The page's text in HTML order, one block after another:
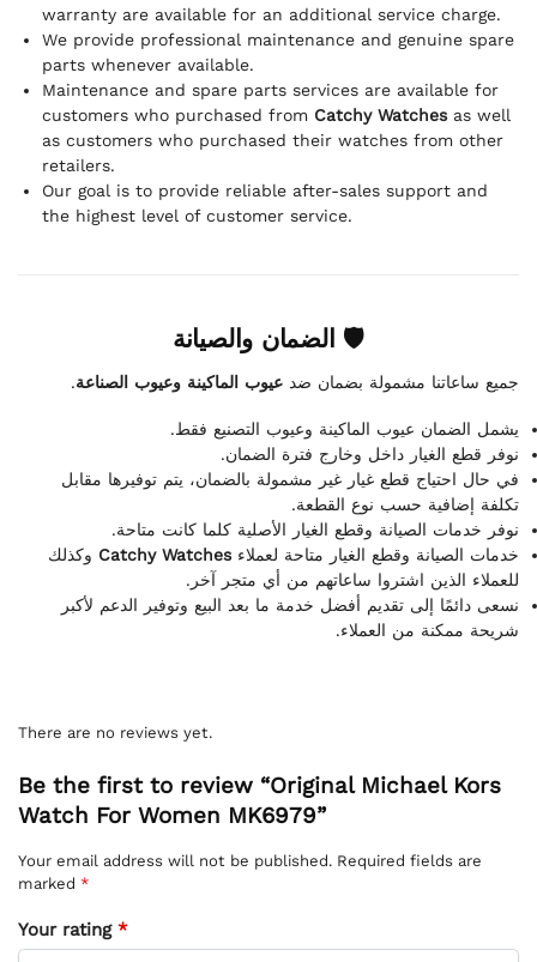
warranty are available for an additional service charge.
We provide professional maintenance and genuine spare
parts whenever available.
Maintenance and spare parts services are available for
customers who purchased from Catchy Watchesas well
as customers who purchased their watches from other
retailers.
Our goal is to provide reliable after-sales support and
the highest level of customer service.
🛡 الضمان والصيانة
جميع ساعاتنا مشمولة بضمان ضد عيوب الماكينة وعيوب الصناعة.
يشمل الضمان عيوب الماكينة وعيوب التصنيع فقط.
نوفر قطع الغيار داخل وخارج فترة الضمان.
في حال احتياج قطع غيار غير مشمولة بالضمان، يتم توفيرها مقابل
تكلفة إضافية حسب نوع القطعة.
نوفر خدمات الصيانة وقطع الغيار الأصلية كلما كانت متاحة.
خدمات الصيانة وقطع الغيار متاحة لعملاءCatchy Watches وكذلك
للعملاء الذين اشتروا ساعاتهم من أي متجر آخر.
نسعى دائمًا إلى تقديم أفضل خدمة ما بعد البيع وتوفير الدعم لأكبر
شريحة ممكنة من العملاء.
There are no reviews yet.
Be the first to review “Original Michael Kors
Watch For Women MK6979”
Your email address will not be published. Required fields are
marked *
Your rating *